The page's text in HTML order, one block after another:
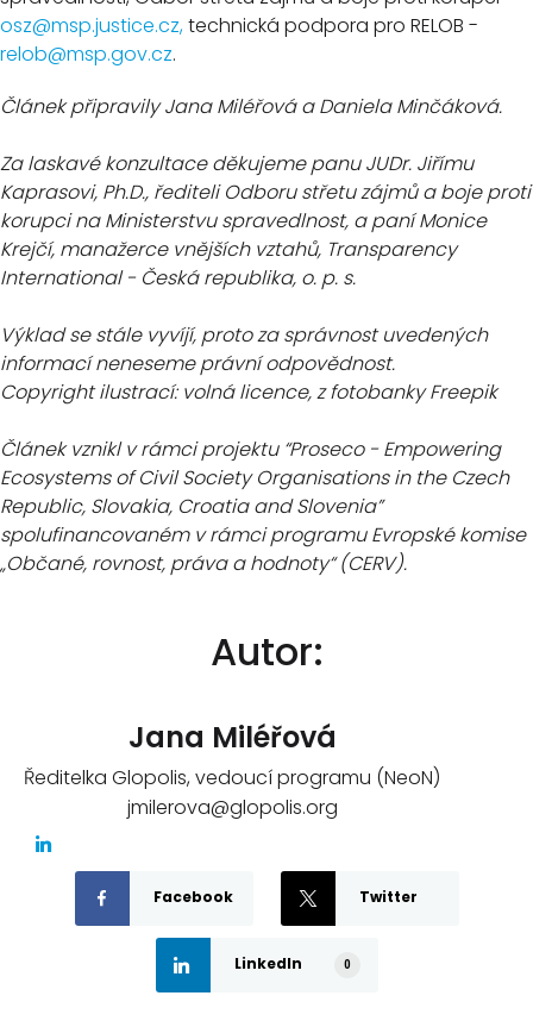
osz@msp.justice.cz,technická podpora pro RELOB -
relob@msp.gov.cz.
Článek připravily Jana Miléřová a Daniela Minčáková.
Za laskavé konzultace děkujeme panu JUDr. Jiřímu
Kaprasovi, Ph.D., řediteli Odboru střetu zájmů a boje proti
korupci na Ministerstvu spravedlnost, a paní Monice
Krejčí, manažerce vnějších vztahů, Transparency
International - Česká republika, o. p. s.
Výklad se stále vyvíjí, proto za správnost uvedených
informací neneseme právní odpovědnost.
Copyright ilustrací: volná licence, z fotobanky Freepik
Článek vznikl v rámci projektu “Proseco - Empowering
Ecosystems of Civil Society Organisations in the Czech
Republic, Slovakia, Croatia and Slovenia”
spolufinancovaném v rámci programu Evropské komise
„Občané, rovnost, práva a hodnoty“ (CERV).
Autor:
Jana Miléřová
Ředitelka Glopolis, vedoucí programu (NeoN)
jmilerova@glopolis.org
Facebook Twitter
LinkedIn 0